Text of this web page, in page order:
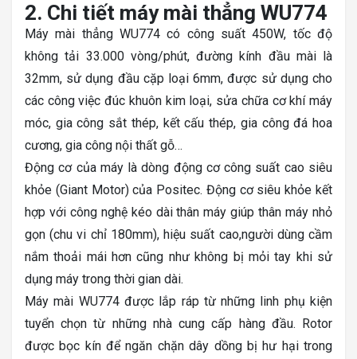
2. Chi tiết máy mài thẳng WU774
Máy mài thẳng WU774 có công suất 450W, tốc độ
không tải 33.000 vòng/phút, đường kính đầu mài là
32mm, sử dụng đầu cặp loại 6mm, được sử dụng cho
các công việc đúc khuôn kim loại, sửa chữa cơ khí máy
móc, gia công sắt thép, kết cấu thép, gia công đá hoa
cương, gia công nội thất gỗ…
Động cơ của máy là dòng động cơ công suất cao siêu
khỏe (Giant Motor) của Positec. Động cơ siêu khỏe kết
hợp với công nghệ kéo dài thân máy giúp thân máy nhỏ
gọn (chu vi chỉ 180mm), hiệu suất cao,người dùng cầm
nắm thoải mái hơn cũng như không bị mỏi tay khi sử
dụng máy trong thời gian dài.
Máy mài WU774 được lắp ráp từ những linh phụ kiện
tuyển chọn từ những nhà cung cấp hàng đầu. Rotor
được bọc kín để ngăn chặn dây dồng bị hư hại trong